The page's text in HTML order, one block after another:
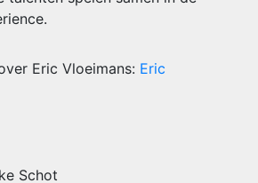
Eric Vloeimans: Eric
Schot